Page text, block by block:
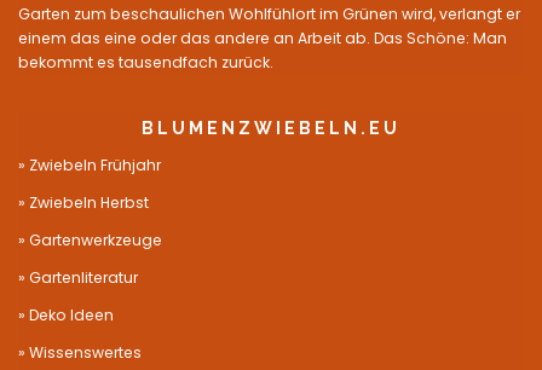
Garten zum beschaulichen Wohlfühlort im Grünen wird, verlangt er
einem das eine oder das andere an Arbeit ab. Das Schöne: Man
bekommt es tausendfach zurück.
BLUMENZWIEBELN.EU
Zwiebeln Frühjahr
Zwiebeln Herbst
Gartenwerkzeuge
Gartenliteratur
Deko Ideen
Wissenswertes